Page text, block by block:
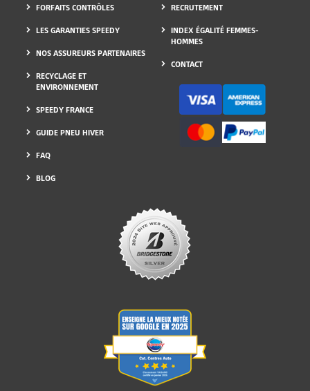
FORFAITS CONTRÔLES
LES GARANTIES SPEEDY
NOS ASSUREURS PARTENAIRES
RECYCLAGE ET
ENVIRONNEMENT
SPEEDY FRANCE
GUIDE PNEU HIVER
FAQ
BLOG
RECRUTEMENT
INDEX ÉGALITÉ FEMMES-
HOMMES
CONTACT